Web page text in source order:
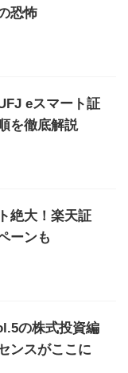
恐怖
eスマート証
を徹底解説
絶大！楽天証
ーンも
の株式投資編
ンスがここに